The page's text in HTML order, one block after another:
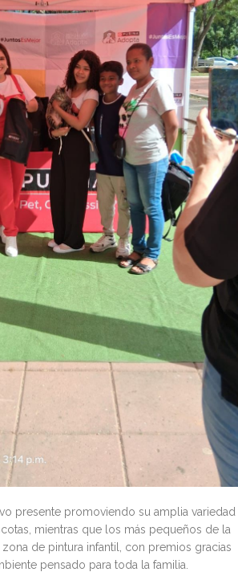
presente promoviendo su amplia variedad
mientras que los más pequeños de la
de pintura infantil, con premios gracias
pensado para toda la familia.